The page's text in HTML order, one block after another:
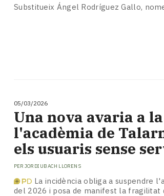
Substitueix Ángel Rodríguez Gallo,
05/03/2026
Una nova avaria a
l'acadèmia de
els usuaris sense
PER JORDI UBACH LLORENS
La incidència obliga a suspendre
del 2026 i posa de manifest la fragilitat